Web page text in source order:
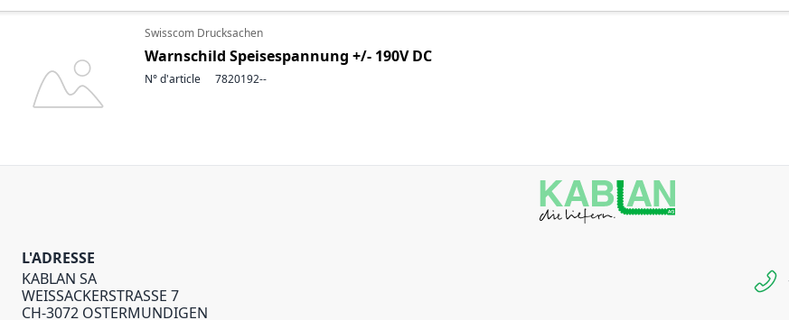
Swisscom Drucksachen
Warnschild Speisespannung +/- 190V DC
N° d'article 7820192--
L'ADRESSE
KABLAN SA
WEISSACKERSTRASSE 7
CH-3072 OSTERMUNDIGEN